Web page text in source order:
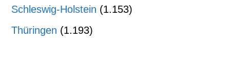
Schleswig-Holstein (1.153)
Thüringen (1.193)